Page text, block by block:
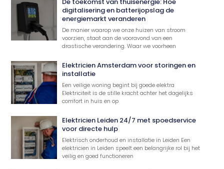
digitalisering en batterijopslag de
energiemarkt veranderen
De manier waarop we onze huizen van stroom
voorzien, staat aan de vooravond van een
drastische verandering. Waar we voorheen
Elektricien Amsterdam voor storingen en
installatie
Een veilige woning begint bij goede elektra
Elektriciteit is de stille kracht achter het dagelijks
comfort in huis en op
Elektricien Leiden 24/7 met spoedservice
voor directe hulp
Elektrisch onderhoud en installatie in Leiden Een
elektricien in Leiden speelt een belangrijke rol bij het
veilig en goed functioneren